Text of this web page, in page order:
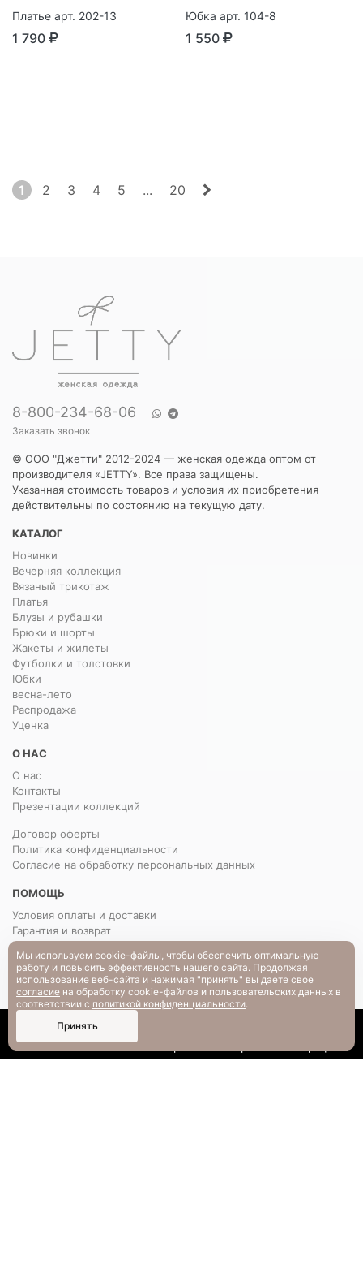
Каталог Поиск
Платье арт. 202-13
1 790
Юбка арт. 104-8
1 550
1 2 3 4 5 ... 20
8-800-234-68-06
Заказать звонок
© ООО "Джетти" 2012-2024 — женская одежда оптом от
производителя «JETTY». Все права защищены.
Указанная стоимость товаров и условия их приобретения
действительны по состоянию на текущую дату.
КАТАЛОГ
Новинки
Вечерняя коллекция
Вязаный трикотаж
Платья
Блузы и рубашки
Брюки и шорты
Жакеты и жилеты
Футболки и толстовки
Юбки
весна-лето
Распродажа
Уценка
О НАС
О нас
Контакты
Презентации коллекций
Договор оферты
Политика конфиденциальности
Согласие на обработку персональных данных
ПОМОЩЬ
Условия оплаты и доставки
Гарантия и возврат
РАЗМЕРНАЯ СЕТКА
Вопрос-ответ
Мы используем cookie-файлы, чтобы обеспечить оптимальную
работу и повысить эффективность нашего сайта. Продолжая
использование веб-сайта и нажимая "принять" вы даете свое
согласие на обработку cookie-файлов и пользовательских данных в
соответствии с политикой конфиденциальности.
Принять